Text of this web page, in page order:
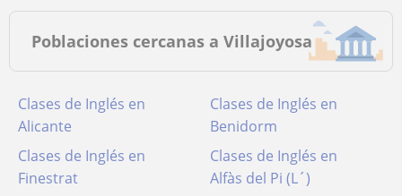
Poblaciones cercanas a Villajoyosa
Clases de Inglés en
Alicante
Clases de Inglés en
Benidorm
Clases de Inglés en
Finestrat
Clases de Inglés en
Alfàs del Pi (L´)